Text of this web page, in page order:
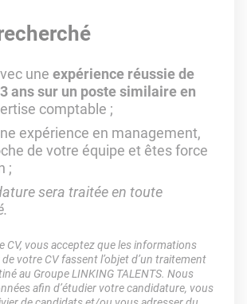
une expérience réussie de
ans sur un poste similaire en
comptable ;
expérience en management,
de votre équipe et êtes force
;
sera traitée en toute
CV, vous acceptez que les informations
votre CV fassent l’objet d’un traitement
au Groupe LINKING TALENTS. Nous
afin d’étudier votre candidature, vous